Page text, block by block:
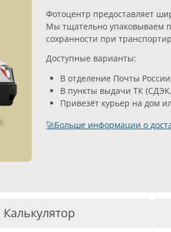
Фотоцентр предоставляет
Мы тщательно упаковываем
сохранности при
Доступные варианты:
В отделение Почты
В пункты выдачи ТК
Привезёт курьер на дом
🚀Больше информации о
Калькулятор